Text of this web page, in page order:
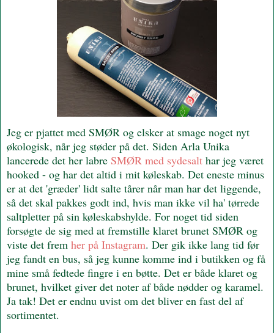
Jeg er pjattet med SMØR og elsker at smage noget nyt
økologisk, når jeg støder på det. Siden Arla Unika
lancerede det her labre SMØR med sydesalt har jeg været
hooked - og har det altid i mit køleskab. Det eneste minus
er at det 'græder' lidt salte tårer når man har det liggende,
så det skal pakkes godt ind, hvis man ikke vil ha' tørrede
saltpletter på sin køleskabshylde. For noget tid siden
forsøgte de sig med at fremstille klaret brunet SMØR og
viste det frem her på Instagram. Der gik ikke lang tid før
jeg fandt en bus, så jeg kunne komme ind i butikken og få
mine små fedtede fingre i en bøtte. Det er både klaret og
brunet, hvilket giver det noter af både nødder og karamel.
Ja tak! Det er endnu uvist om det bliver en fast del af
sortimentet.